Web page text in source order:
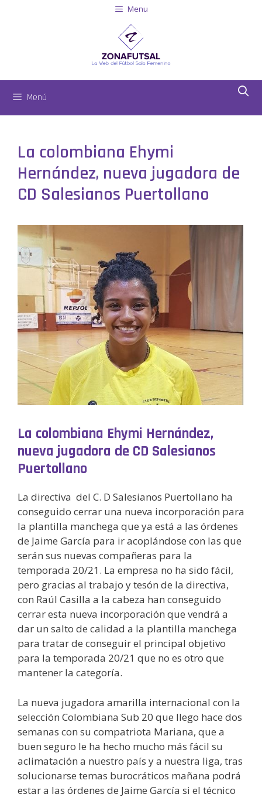
Menu
Menú
La colombiana Ehymi
Hernández, nueva jugadora de
CD Salesianos Puertollano
La colombiana Ehymi Hernández,
nueva jugadora de CD Salesianos
Puertollano
La directiva del C. D Salesianos Puertollano ha
conseguido cerrar una nueva incorporación para
la plantilla manchega que ya está a las órdenes
de Jaime García para ir acoplándose con las que
serán sus nuevas compañeras para la
temporada 20/21. La empresa no ha sido fácil,
pero gracias al trabajo y tesón de la directiva,
con Raúl Casilla a la cabeza han conseguido
cerrar esta nueva incorporación que vendrá a
dar un salto de calidad a la plantilla manchega
para tratar de conseguir el principal objetivo
para la temporada 20/21 que no es otro que
mantener la categoría.
La nueva jugadora amarilla internacional con la
selección Colombiana Sub 20 que llego hace dos
semanas con su compatriota Mariana, que a
buen seguro le ha hecho mucho más fácil su
aclimatación a nuestro país y a nuestra liga, tras
solucionarse temas burocráticos mañana podrá
estar a las órdenes de Jaime García si el técnico